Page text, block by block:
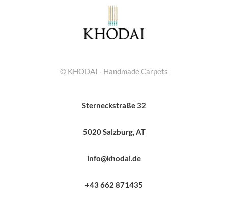
© KHODAI - Handmade Carpets
Sterneckstraße 32
5020 Salzburg, AT
info@khodai.de
+43 662 871435